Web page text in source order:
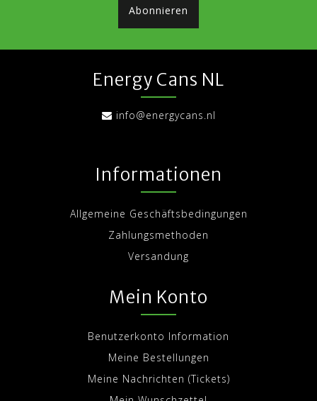
Abonnieren
Energy Cans NL
info@energycans.nl
Informationen
Allgemeine Geschäftsbedingungen
Zahlungsmethoden
Versandung
Mein Konto
Benutzerkonto Information
Meine Bestellungen
Meine Nachrichten (Tickets)